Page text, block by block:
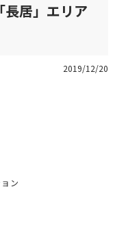
長居」エリア
2019/12/20
ン